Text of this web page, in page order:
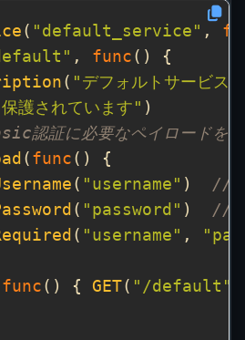
( "default_service" ,
, func
( "デフォルトサービ
護されています"
認証に必要なペイロードを
( func
( "username" ) //
( "password" ) //
( "username" ,
func () { GET( "/default"